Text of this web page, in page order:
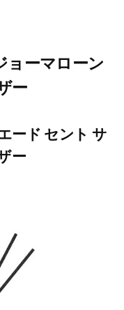
ョーマローン
ー
ード セント サ
ー